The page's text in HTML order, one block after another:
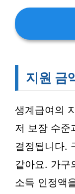
지원 금
생계급여의
저 보장 수준
결정됩니다.
같아요. 가구
소득 인정액